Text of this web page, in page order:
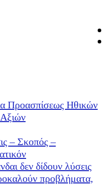
Προασπίσεως Ηθικών
– Σκοπός –
δεν δίδουν λύσεις
προβλήματα,